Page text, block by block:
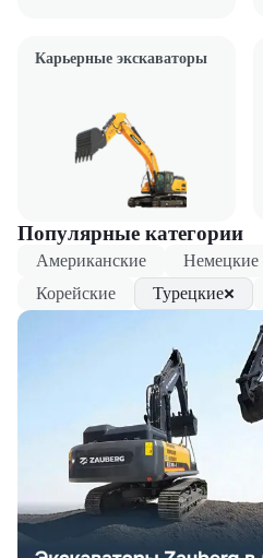
Карьерные экскаваторы
Популярные категории
Американские Немецкие
Корейские
Турецкие